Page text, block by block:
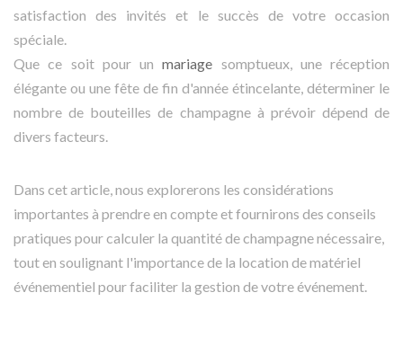
satisfaction des invités et le succès de votre occasion
spéciale.
Que ce soit pour unmariage somptueux, une réception
élégante ou une fête de fin d'année étincelante, déterminer le
nombre de bouteilles de champagne à prévoir dépend de
divers facteurs.
Dans cet article, nous explorerons les considérations
importantes à prendre en compte et fournirons des conseils
pratiques pour calculer la quantité de champagne nécessaire,
tout en soulignant l'importance de la location de matériel
événementiel pour faciliter la gestion de votre événement.